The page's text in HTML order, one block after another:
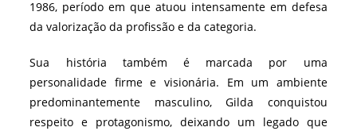
1986, período em que atuou intensamente em defesa
da valorização da profissão e da categoria.
Sua história também é marcada por uma
personalidade firme e visionária. Em um ambiente
predominantemente masculino, Gilda conquistou
respeito e protagonismo, deixando um legado que